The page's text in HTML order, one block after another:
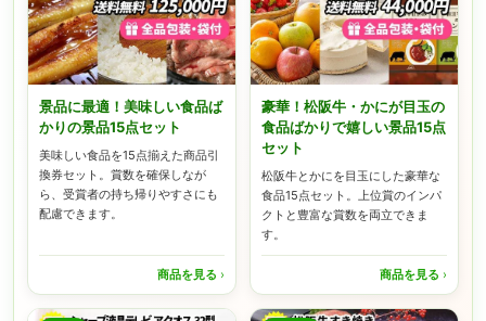
景品に最適！美味しい食品ば
かりの景品15点セット
美味しい食品を15点揃えた商品引
換券セット。賞数を確保しなが
ら、受賞者の持ち帰りやすさにも
配慮できます。
商品を見る ›
豪華！松阪牛・かにが目玉の
食品ばかりで嬉しい景品15点
セット
松阪牛とかにを目玉にした豪華な
食品15点セット。上位賞のインパ
クトと豊富な賞数を両立できま
す。
商品を見る ›